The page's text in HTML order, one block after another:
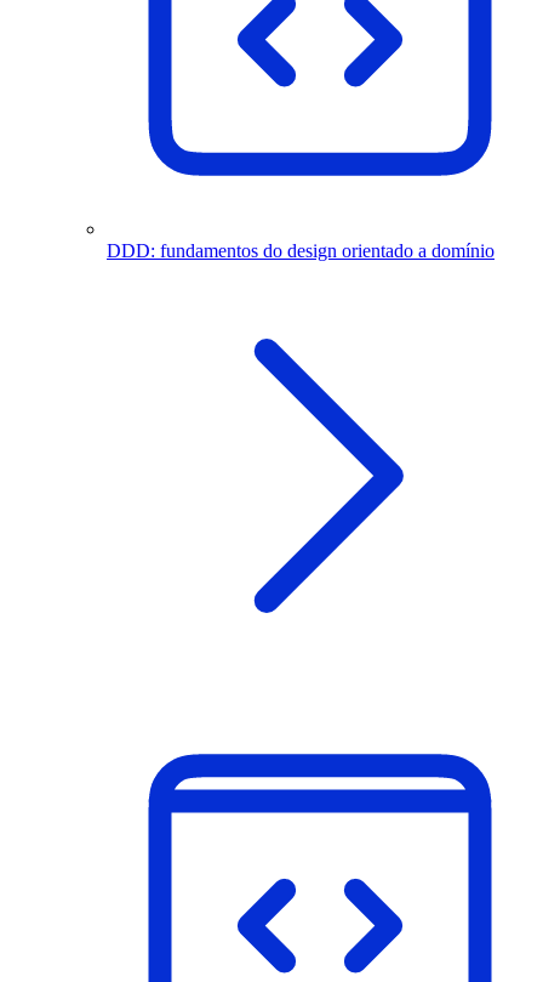
DDD: fundamentos do design orientado a domínio